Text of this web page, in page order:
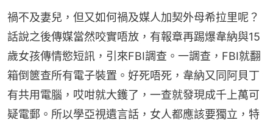
禍不及妻兒，但又如何禍及媒人加契外母希拉里呢？
話說之後傳媒當然咬實唔放，有報章再踢爆韋納與15
歲女孩傳情慾短訊，引來FBI調查。一調查，FBI就翻
箱倒篋查所有電子裝置。好死唔死，韋納又同阿貝丁
有共用電腦，哎咁就大鑊了，一查就發現成千上萬可
疑電郵。所以學亞視遺言話，女人都應該要獨立，特